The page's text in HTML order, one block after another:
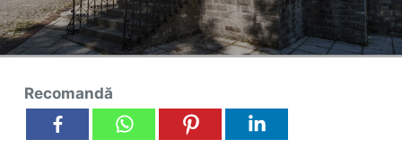
Recomandă